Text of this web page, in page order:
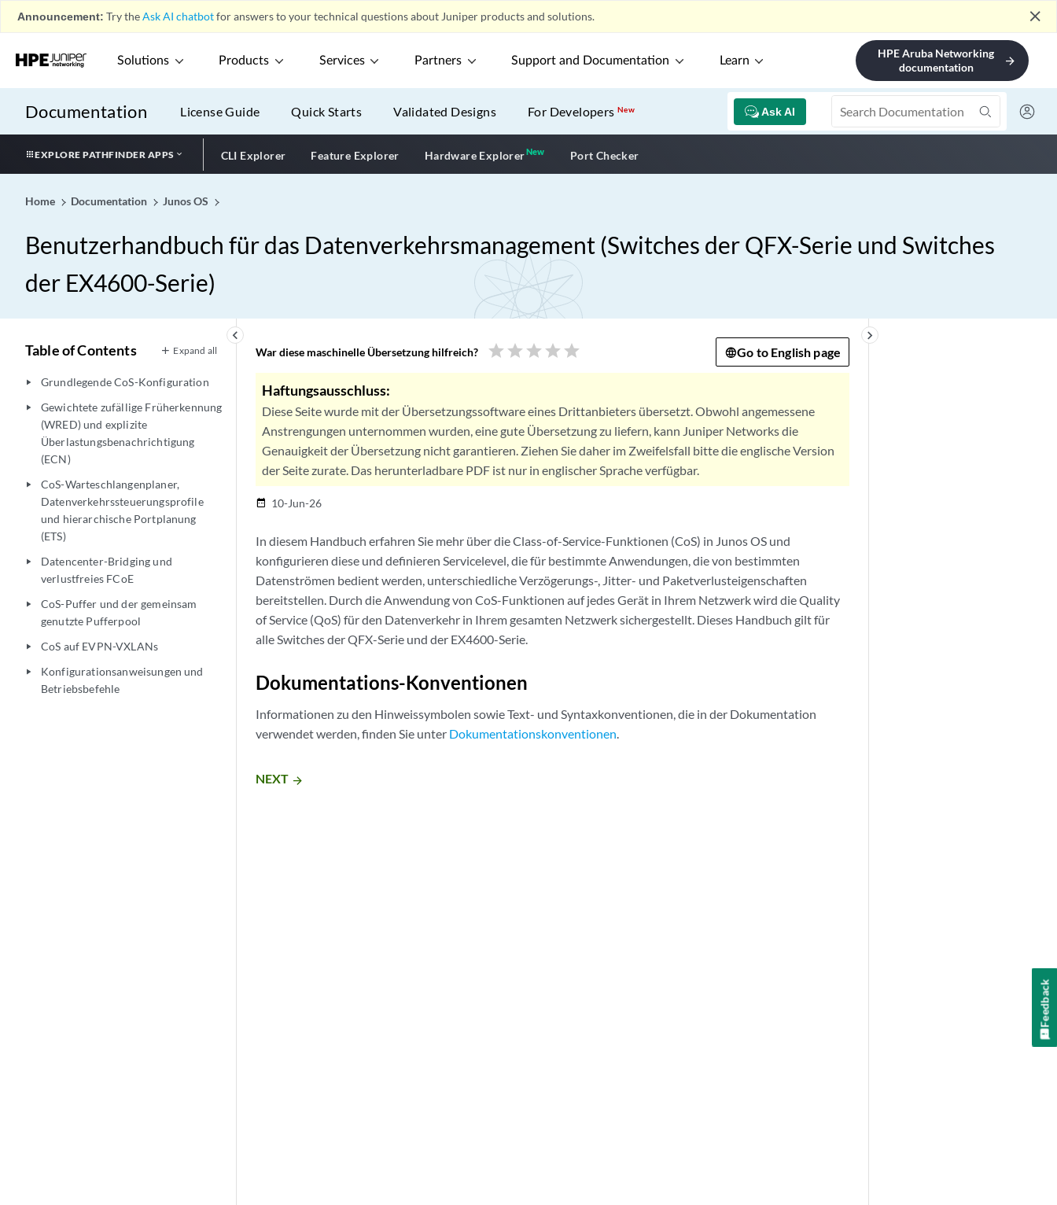
Announcement: Try theAsk AI chatbotfor answers to your technical questions about Juniper products and solutions. close
Solutions Products Services Partners Support and Documentation Learn
HPE Aruba Networking
documentation
arrow_forward
Documentation Ask AI
License Guide Quick Starts Validated Designs For DevelopersNew
EXPLORE PATHFINDER APPS CLI Explorer Feature Explorer Hardware ExplorerNewNew application
Port Checker
Home Documentation Junos OS
Benutzerhandbuch für das Datenverkehrsmanagement (Switches der QFX-Serie und Switches
der EX4600-Serie)
keyboard_arrow_left
Table of Contents Expand all
play_arrow Grundlegende CoS-Konfiguration
play_arrow
Gewichtete zufällige Früherkennung
(WRED) und explizite
Überlastungsbenachrichtigung
(ECN)
play_arrow
CoS-Warteschlangenplaner,
Datenverkehrssteuerungsprofile
und hierarchische Portplanung
(ETS)
play_arrow
Datencenter-Bridging und
verlustfreies FCoE
play_arrow
CoS-Puffer und der gemeinsam
genutzte Pufferpool
play_arrow CoS auf EVPN-VXLANs
play_arrow
Konfigurationsanweisungen und
Betriebsbefehle
keyboard_arrow_right
War diese maschinelle Übersetzung hilfreich? star star star star star Go to English page
Haftungsausschluss:
Diese Seite wurde mit der Übersetzungssoftware eines Drittanbieters übersetzt. Obwohl angemessene
Anstrengungen unternommen wurden, eine gute Übersetzung zu liefern, kann Juniper Networks die
Genauigkeit der Übersetzung nicht garantieren. Ziehen Sie daher im Zweifelsfall bitte die englische Version
der Seite zurate. Das herunterladbare PDF ist nur in englischer Sprache verfügbar.
date_range 10-Jun-26
In diesem Handbuch erfahren Sie mehr über die Class-of-Service-Funktionen (CoS) in Junos OS und
konfigurieren diese und definieren Servicelevel, die für bestimmte Anwendungen, die von bestimmten
Datenströmen bedient werden, unterschiedliche Verzögerungs-, Jitter- und Paketverlusteigenschaften
bereitstellen. Durch die Anwendung von CoS-Funktionen auf jedes Gerät in Ihrem Netzwerk wird die Quality
of Service (QoS) für den Datenverkehr in Ihrem gesamten Netzwerk sichergestellt. Dieses Handbuch gilt für
alle Switches der QFX-Serie und der EX4600-Serie.
Dokumentations-Konventionen
Informationen zu den Hinweissymbolen sowie Text- und Syntaxkonventionen, die in der Dokumentation
verwendet werden, finden Sie unter Dokumentationskonventionen.
NEXT arrow_forward
Feedback